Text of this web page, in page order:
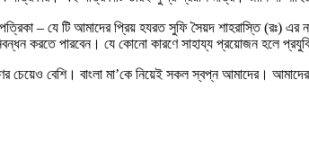
– যে টি আমাদের প্রিয় হযরত সুফি সৈয়দ শাহরাস্তি (রঃ)
করতে পারবেন। যে কোনো কারণে সাহায্য প্রয়োজন হলে
চেয়েও বেশি। বাংলা মা’কে নিয়েই সকল স্বপ্ন আমাদের।